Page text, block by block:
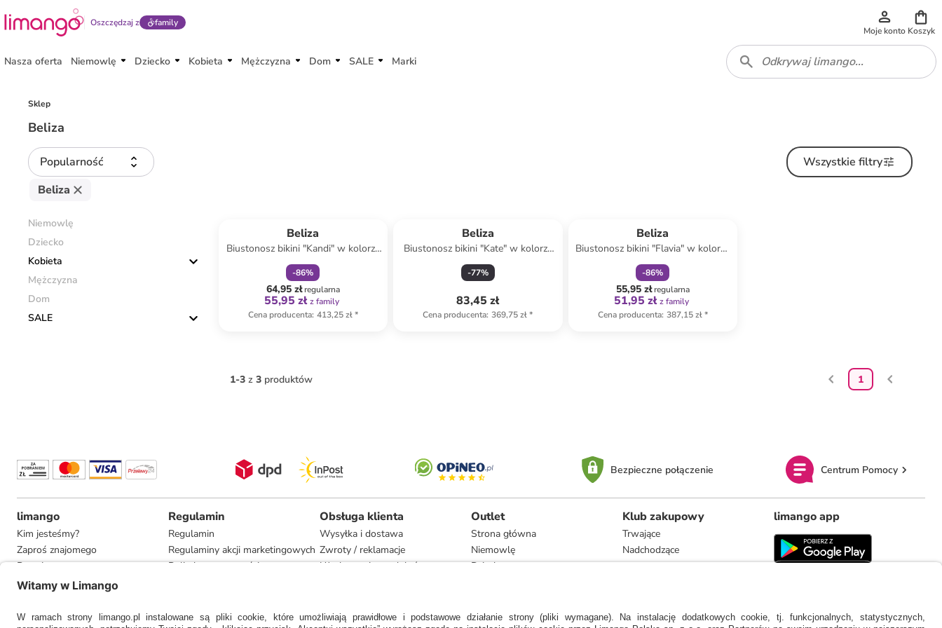
Oszczędzaj z family
Moje konto Koszyk
Nasza oferta Niemowlę Dziecko Kobieta Mężczyzna Dom SALE Marki
Sklep
Beliza
Popularność
Wszystkie filtry
Beliza
Niemowlę
Dziecko
Kobieta
Mężczyzna
Dom
SALE
Beliza
Biustonosz bikini "Kandi" w kolorze
jasnobrązowym
-86%
64,95 złregularna
55,95 zł z family
Cena producenta: 413,25 zł*
Beliza
Biustonosz bikini "Kate" w kolorze
srebrno-beżowym
-77%
83,45 zł
Cena producenta: 369,75 zł*
Beliza
Biustonosz bikini "Flavia" w kolorze
jasnobrązowym
-86%
55,95 złregularna
51,95 zł z family
Cena producenta: 387,15 zł*
1-3 z 3 produktów 1
Bezpieczne połączenie Centrum Pomocy
limango
Kim jesteśmy?
Zaproś znajomego
Pracuj u nas
Informacje dla prasy
Regulamin
Regulamin
Regulaminy akcji marketingowych
Polityka prywatności
Obsługa klienta
Wysyłka i dostawa
Zwroty / reklamacje
Użytkowanie produktów
Zgodność z umową i naprawa
Outlet
Strona główna
Niemowlę
Dziecko
Dom
Klub zakupowy
Trwające
Nadchodzące
limango app